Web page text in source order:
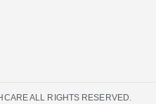
ALL RIGHTS RESERVED.